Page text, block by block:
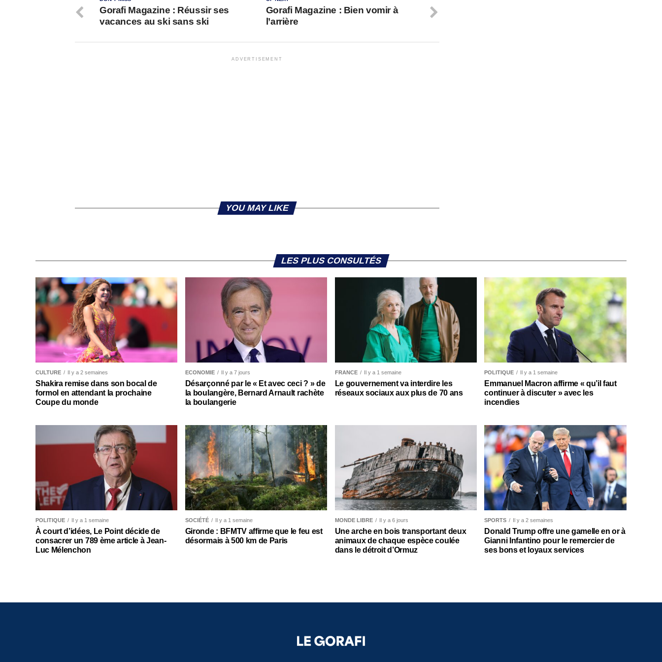
Gorafi Magazine : Bien vomir à
l’arrière
Gorafi Magazine : Réussir ses
vacances au ski sans ski
ADVERTISEMENT
YOU MAY LIKE
LES PLUS CONSULTÉS
CULTURE Il y a 2 semaines
Shakira remise dans son bocal de
formol en attendant la prochaine
Coupe du monde
ECONOMIE Il y a 7 jours
Désarçonné par le « Et avec ceci ? » de
la boulangère, Bernard Arnault rachète
la boulangerie
FRANCE Il y a 1 semaine
Le gouvernement va interdire les
réseaux sociaux aux plus de 70 ans
POLITIQUE Il y a 1 semaine
Emmanuel Macron affirme « qu’il faut
continuer à discuter » avec les
incendies
POLITIQUE Il y a 1 semaine
À court d’idées, Le Point décide de
consacrer un 789 ème article à Jean-
Luc Mélenchon
SOCIÉTÉ Il y a 1 semaine
Gironde : BFMTV affirme que le feu est
désormais à 500 km de Paris
MONDE LIBRE Il y a 6 jours
Une arche en bois transportant deux
animaux de chaque espèce coulée
dans le détroit d’Ormuz
SPORTS Il y a 2 semaines
Donald Trump offre une gamelle en or à
Gianni Infantino pour le remercier de
ses bons et loyaux services